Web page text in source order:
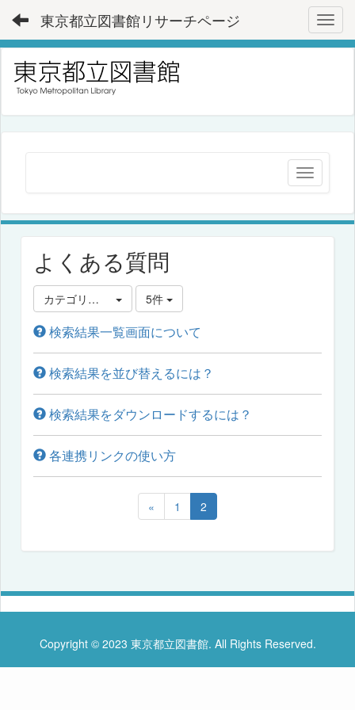
東京都立図書館リサーチページ
よくある質問
カテゴリ選択 5件
検索結果一覧画面について
検索結果を並び替えるには？
検索結果をダウンロードするには？
各連携リンクの使い方
« 1 2
Copyright © 2023 東京都立図書館. All Rights Reserved.